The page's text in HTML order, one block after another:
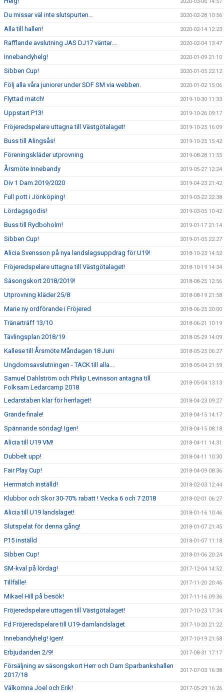
Du missar väl inte slutspurten… 2020-02-28 10:56
Alla till hallen! 2020-02-14 12:23
Rafflande avslutning JAS DJ17 väntar.... 2020-02-04 13:47
Innebandyhelg! 2020-01-09 21:10
Sibben Cup! 2020-01-05 22:12
Följ alla våra juniorer under SDF SM via webben. 2020-01-02 15:06
Flyttad match! 2019-10-30 11:33
Uppstart P13! 2019-10-26 09:17
Fröjeredspelare uttagna till Västgötalaget! 2019-10-25 16:09
Buss till Alingsås! 2019-10-25 15:42
Föreningskläder utprovning 2019-08-28 11:55
Årsmöte Innebandy 2019-05-27 12:24
Div 1 Dam 2019/2020 2019-04-23 21:42
Full pott i Jönköping! 2019-03-22 22:38
Lördagsgodis! 2019-03-05 10:42
Buss till Rydboholm! 2019-01-17 21:14
Sibben Cup! 2019-01-05 22:27
Alicia Svensson på nya landslagsuppdrag för U19! 2018-10-23 14:52
Fröjeredspelare uttagna till Västgötalaget! 2018-10-19 14:34
Säsongskort 2018/2019! 2018-08-25 12:56
Utprovning kläder 25/8 2018-08-19 21:58
Marie ny ordförande i Fröjered 2018-06-25 20:00
Tränarträff 13/10 2018-06-21 10:19
Tävlingsplan 2018/19 2018-05-29 14:09
Kallese till Årsmöte Måndagen 18 Juni 2018-05-25 06:27
Ungdomsavslutningen - TACK till alla... 2018-05-04 21:59
Samuel Dahlström och Philip Levinsson antagna till
Folksam Ledarcamp 2018
2018-05-04 13:13
Ledarstaben klar för herrlaget! 2018-04-23 09:27
Grande finale! 2018-04-15 14:17
Spännande söndag! Igen! 2018-04-15 08:18
Alicia till U19 VM! 2018-04-11 14:31
Dubbelt upp! 2018-04-11 10:30
Fair Play Cup! 2018-04-09 08:36
Herrmatch inställd! 2018-02-03 12:44
Klubbor och Skor 30-70% rabatt ! Vecka 6 och 7 2018 2018-02-01 06:27
Alicia till U19 landslaget! 2018-01-16 10:46
Slutspelat för denna gång! 2018-01-07 21:45
P15 inställd 2018-01-07 11:18
Sibben Cup! 2018-01-06 20:24
SM-kval på lördag! 2017-12-04 14:52
Tillfälle! 2017-11-20 20:46
Mikael Hill på besök! 2017-11-16 09:36
Fröjeredspelare uttagen till Västgötalaget! 2017-10-23 17:34
Fd Fröjeredspelare till U19-damlandslaget 2017-10-20 21:22
Innebandyhelg! Igen! 2017-10-19 21:58
Erbjudanden 2/9! 2017-08-31 17:17
Försäljning av säsongskort Herr och Dam Sparbankshallen
2017/18
2017-07-03 16:38
Välkomna Joel och Erik! 2017-05-29 16:26